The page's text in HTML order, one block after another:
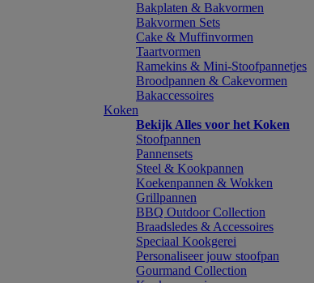
Bakplaten & Bakvormen
Bakvormen Sets
Cake & Muffinvormen
Taartvormen
Ramekins & Mini-Stoofpannetjes
Broodpannen & Cakevormen
Bakaccessoires
Koken
Bekijk Alles voor het Koken
Stoofpannen
Pannensets
Steel & Kookpannen
Koekenpannen & Wokken
Grillpannen
BBQ Outdoor Collection
Braadsledes & Accessoires
Speciaal Kookgerei
Personaliseer jouw stoofpan
Gourmand Collection